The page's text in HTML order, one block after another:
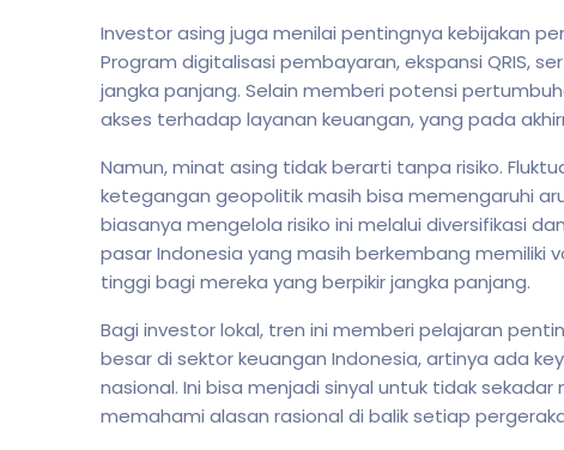
Investor asing juga menilai pentingnya kebijakan
Program digitalisasi pembayaran, ekspansi QRIS,
jangka panjang. Selain memberi potensi
akses terhadap layanan keuangan, yang pada
Namun, minat asing tidak berarti tanpa risiko.
ketegangan geopolitik masih bisa memengaruhi
biasanya mengelola risiko ini melalui diversifikasi
pasar Indonesia yang masih berkembang memiliki
tinggi bagi mereka yang berpikir jangka panjang.
Bagi investor lokal, tren ini memberi pelajaran
besar di sektor keuangan Indonesia, artinya ada
nasional. Ini bisa menjadi sinyal untuk tidak
memahami alasan rasional di balik setiap